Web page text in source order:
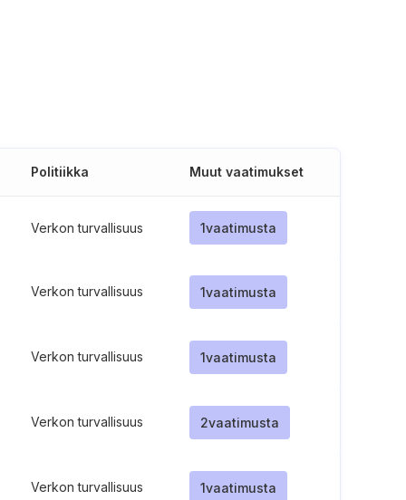
Politiikka Muut vaatimukset
Verkon turvallisuus 1vaatimusta
Verkon turvallisuus 1vaatimusta
Verkon turvallisuus 1vaatimusta
Verkon turvallisuus 2vaatimusta
Verkon turvallisuus 1vaatimusta